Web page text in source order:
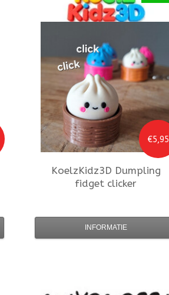
€5,95
KoelzKidz3D Dumpling
fidget clicker
INFORMATIE